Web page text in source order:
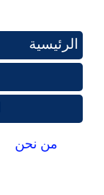
الرئيسية
من نحن